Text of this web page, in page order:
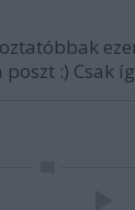
:) Csak